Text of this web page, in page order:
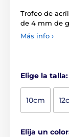
Trofeo de
de 4 mm de
Más info ›
Elige la talla:
10cm
Elija un